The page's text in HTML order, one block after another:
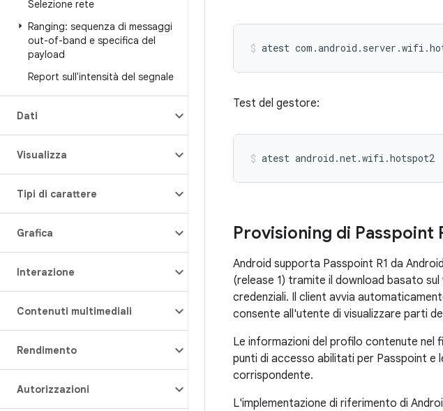
Selezione rete
Ranging: sequenza di messaggi
out-of-band e specifica del
payload
Report sull'intensità del segnale
Dati
Visualizza
Tipi di carattere
Grafica
Interazione
Contenuti multimediali
Rendimento
Autorizzazioni
atest
Test del gestore:
atest android.net.wifi.hotspot2
Provisioning di Passpoint
Android supporta Passpoint R1 da
(release 1) tramite il download basato
credenziali. Il client avvia
consente all'utente di visualizzare parti
Le informazioni del profilo contenute nel
punti di accesso abilitati per Passpoint e
corrispondente.
L'implementazione di riferimento di